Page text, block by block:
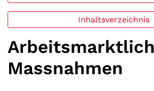
Inhaltsverzeichnis
Massnahmen